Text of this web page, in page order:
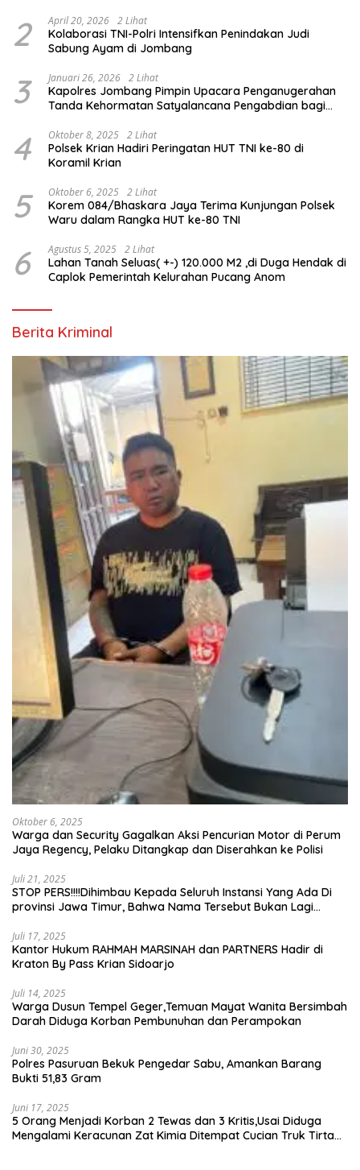
2 April 20, 2026 2 Lihat
Kolaborasi TNI-Polri Intensifkan Penindakan Judi
Sabung Ayam di Jombang
3 Januari 26, 2026 2 Lihat
Kapolres Jombang Pimpin Upacara Penganugerahan
Tanda Kehormatan Satyalancana Pengabdian bagi
4 Oktober 8, 2025 2 Lihat
Polsek Krian Hadiri Peringatan HUT TNI ke-80 di
Koramil Krian
5 Oktober 6, 2025 2 Lihat
Korem 084/Bhaskara Jaya Terima Kunjungan Polsek
6 Agustus 5, 2025 2 Lihat
Lahan Tanah Seluas( +-) 120.000 M2 ,di Duga Hendak di
Caplok Pemerintah Kelurahan Pucang Anom
Berita Kriminal
Oktober 6, 2025
Warga dan Security Gagalkan Aksi Pencurian Motor di Perum
Jaya Regency, Pelaku Ditangkap dan Diserahkan ke Polisi
Juli 21, 2025
STOP PERS!!!!Dihimbau Kepada Seluruh Instansi Yang Ada Di
provinsi Jawa Timur, Bahwa Nama Tersebut Bukan Lagi
Juli 17, 2025
Kantor Hukum RAHMAH MARSINAH dan PARTNERS Hadir di
Kraton By Pass Krian Sidoarjo
Juli 14, 2025
Warga Dusun Tempel Geger,Temuan Mayat Wanita Bersimbah
Darah Diduga Korban Pembunuhan dan Perampokan
Juni 30, 2025
Polres Pasuruan Bekuk Pengedar Sabu, Amankan Barang
Bukti 51,83 Gram
Juni 17, 2025
5 Orang Menjadi Korban 2 Tewas dan 3 Kritis,Usai Diduga
Mengalami Keracunan Zat Kimia Ditempat Cucian Truk Tirta